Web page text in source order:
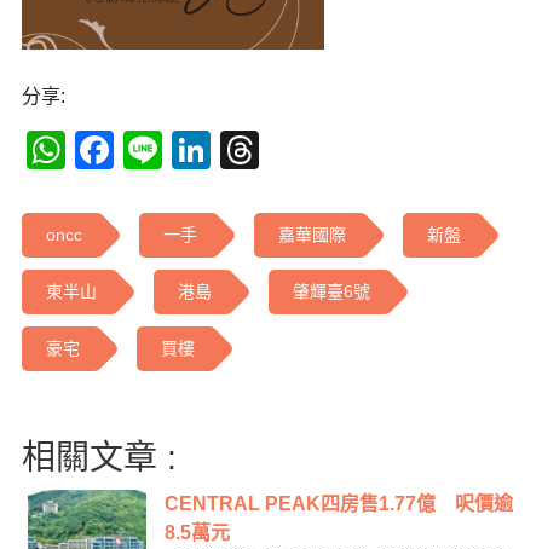
分享:
WhatsApp
Facebook
LineLinkedIn
oncc 一手 嘉華國際 新盤
東半山 港島 肇輝臺6號
豪宅 買樓
相關文章 :
CENTRAL PEAK四房售1.77億 呎價逾
8.5萬元